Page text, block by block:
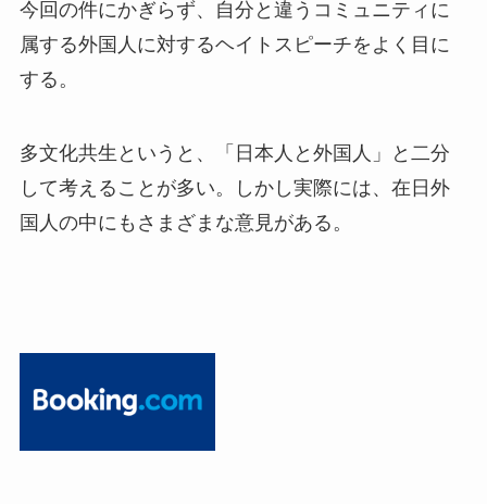
今回の件にかぎらず、自分と違うコミュニティに
属する外国人に対するヘイトスピーチをよく目に
する。
多文化共生というと、「日本人と外国人」と二分
して考えることが多い。しかし実際には、在日外
国人の中にもさまざまな意見がある。